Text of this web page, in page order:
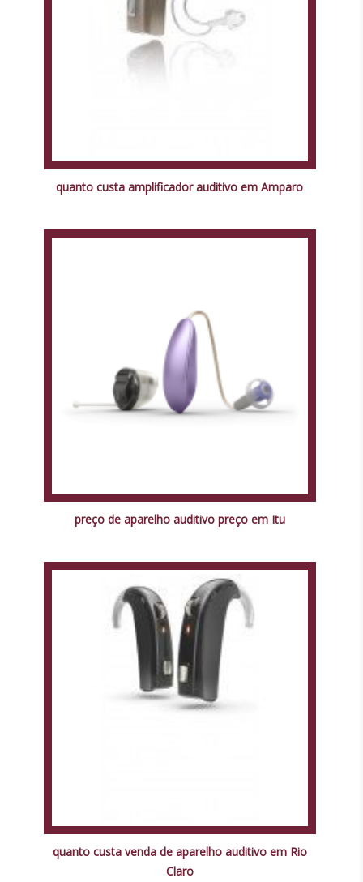
quanto custa amplificador auditivo em Amparo
preço de aparelho auditivo preço em Itu
quanto custa venda de aparelho auditivo em Rio
Claro